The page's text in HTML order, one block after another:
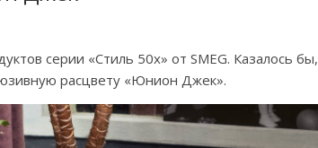
серии «Стиль 50х» от SMEG. Казалось бы,
расцвету «Юнион Джек».